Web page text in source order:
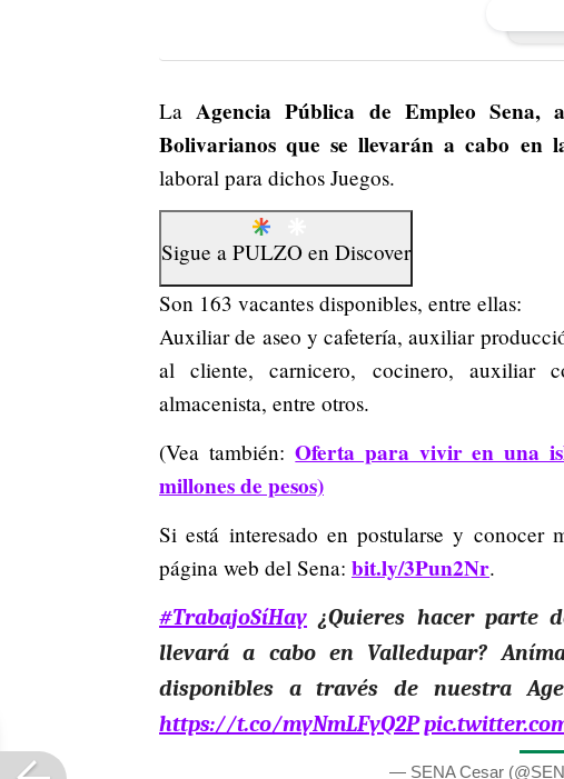
La Agencia Pública de Empleo Sena,
Bolivarianos que se llevarán a cabo en
laboral para dichos Juegos.
Sigue a PULZO en Discover
Son 163 vacantes disponibles, entre ellas:
Auxiliar de aseo y cafetería, auxiliar
al cliente, carnicero, cocinero, auxiliar
almacenista, entre otros.
(Vea también:Oferta para vivir en una
millones de pesos)
Si está interesado en postularse y conocer
página web del Sena: bit.ly/3Pun2Nr.
#TrabajoSíHay ¿Quieres hacer parte
llevará a cabo en Valledupar?
disponibles a través de nuestra
https://t.co/myNmLFyQ2P
— SENA Cesar